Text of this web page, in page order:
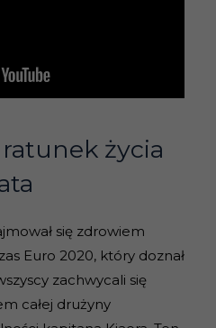
życia
się zdrowiem
Euro 2020, który doznał
zachwycali się
całej drużyny